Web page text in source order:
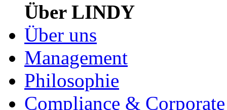
Über LINDY
Über uns
Management
Philosophie
Compliance &